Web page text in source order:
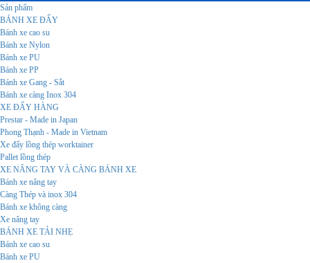
Sản phẩm
BÁNH XE ĐẨY
Bánh xe cao su
Bánh xe Nylon
Bánh xe PU
Bánh xe PP
Bánh xe Gang - Sắt
Bánh xe càng Inox 304
XE ĐẨY HÀNG
Prestar - Made in Japan
Phong Thạnh - Made in Vietnam
Xe đẩy lồng thép worktainer
Pallet lồng thép
XE NÂNG TAY VÀ CÀNG BÁNH XE
Bánh xe nâng tay
Càng Thép và inox 304
Bánh xe không càng
Xe nâng tay
BÁNH XE TẢI NHẸ
Bánh xe cao su
Bánh xe PU